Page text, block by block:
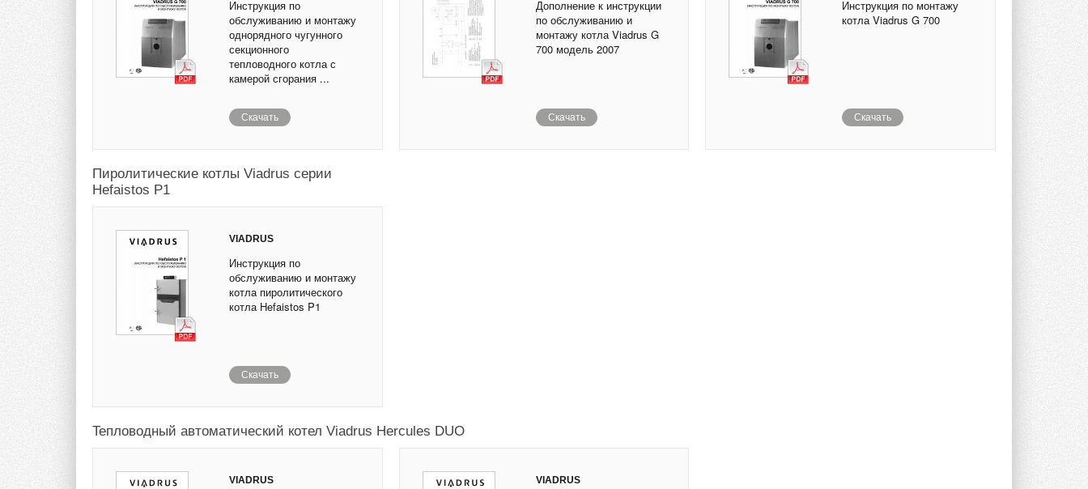
Инструкция по
обслуживанию и монтажу
однорядного чугунного
секционного
тепловодного котла с
камерой сгорания ...
Скачать
Дополнение к инструкции
по обслуживанию и
монтажу котла Viadrus G
700 модель 2007
Скачать
Инструкция по монтажу
котла Viadrus G 700
Скачать
Пиролитические котлы Viadrus серии
Hefaistos P1
VIADRUS
Инструкция по
обслуживанию и монтажу
котла пиролитического
котла Hefaistos P1
Скачать
Teпловодный автоматический котел Viadrus Hercules DUO
VIADRUS VIADRUS